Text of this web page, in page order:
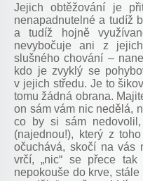
Jejich obtěžování je
nenapadnutelné a tudíž
a tudíž hojně
nevybočuje ani z
slušného chování –
kdo je zvyklý se
v jejich středu. Je to
tomu žádná obrana.
on sám vám nic nedělá,
co by si sám
(najednou!), který z
očuchává, skočí na vás
vrčí, „nic“ se přece
nepokouše do krve, stále